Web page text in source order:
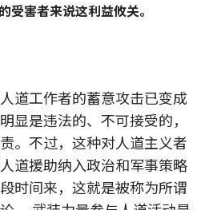
受害者来说这利益攸关。
道工作者的蓄意攻击已变成
显是违法的、不可接受的，
。不过，这种对人道主义者
道援助纳入政治和军事策略
时间来，这就是被称为所谓